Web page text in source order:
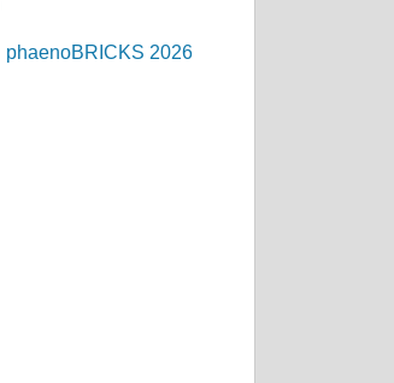
phaenoBRICKS 2026